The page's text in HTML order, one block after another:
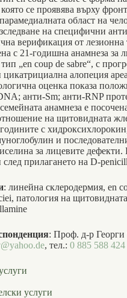
се проявява върху
област на
на специфични
верификация от
с 21-годишна анамнеза за
„en coup de sabre“, с
алопеция
оценка показа
анти-Sm; анти-RNP
анамнеза е
на щитовидната
с
и
за лицевите
прилагането на D-
: линейна склеродермия, en
патология на
: Проф. д-р Георги
, тел.: 0 885 588 424
услуги